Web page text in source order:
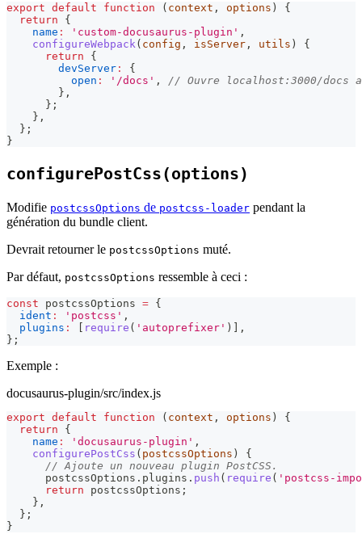
export default function ( context , options )
{
return
{
name : 'custom-docusaurus-plugin' ,
configureWebpack ( config , isServer , utils )
{
return
{
devServer :
{
open : '/docs' ,
// Ouvre localhost:3000/docs
} ,
} ;
} ,
} ;
}
configurePostCss(options)
Modifie postcssOptions de postcss-loader pendant la
génération du bundle client.
Devrait retourner le postcssOptions muté.
Par défaut, postcssOptions ressemble à ceci :
const postcssOptions = {
ident : 'postcss' ,
plugins : require ( 'autoprefixer' )
,
} ;
Exemple :
docusaurus-plugin/src/index.js
export default function ( context , options )
{
return
{
name : 'docusaurus-plugin' ,
configurePostCss ( postcssOptions )
{
// Ajoute un nouveau plugin PostCSS.
      postcssOptions
. plugins . push ( require ( 'postcss-
return postcssOptions ;
} ,
} ;
}